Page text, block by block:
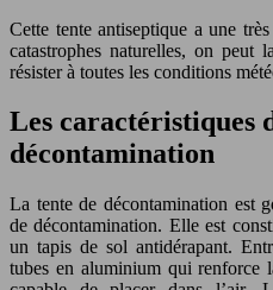
Cette tente antiseptique a une
catastrophes naturelles, on peut
résister à toutes les conditions
Les caractéristiques
décontamination
La tente de décontamination est
de décontamination. Elle est
un tapis de sol antidérapant.
tubes en aluminium qui renforce